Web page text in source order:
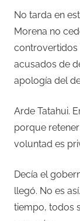
No tarda en
Morena no
controvertidos
acusados de
apología del
Arde Tatahui.
porque
voluntad es
Decía el
llegó. No es
tiempo, todos